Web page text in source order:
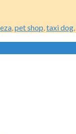
pet shop taxi dog